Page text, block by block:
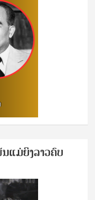
ແມ່​ຍິງ​​ລາວຄົບ​